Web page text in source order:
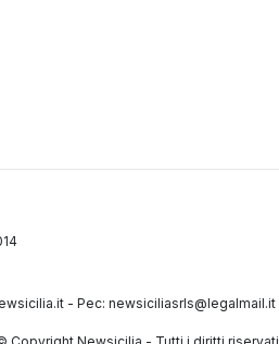
- Pec: newsiciliasrls@legalmail.it